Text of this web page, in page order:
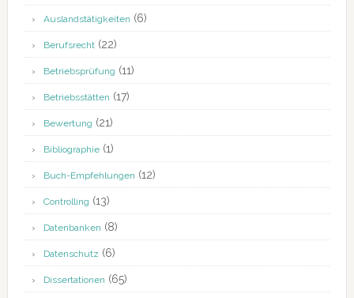
Auslandstätigkeiten (6)
Berufsrecht(22)
Betriebsprüfung (11)
Betriebsstätten (17)
Bewertung (21)
Bibliographie(1)
Buch-Empfehlungen (12)
Controlling (13)
Datenbanken (8)
Datenschutz (6)
Dissertationen (65)